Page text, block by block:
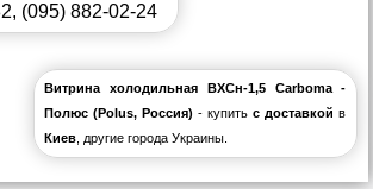
, (095) 882-02-24
Витрина холодильная ВХСн-1,5 Сarboma -
Полюс (Polus, Россия)- купитьс доставкой в
Киев , другие города Украины.